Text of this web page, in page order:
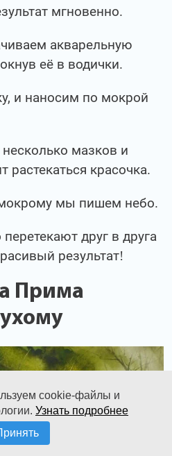
мгновенно.
акварельную
её в водички.
и наносим по мокрой
мазков и
растекаться красочка.
мы пишем небо.
друг в друга
результат!
Прима
cookie-файлы и
Узнать подробнее